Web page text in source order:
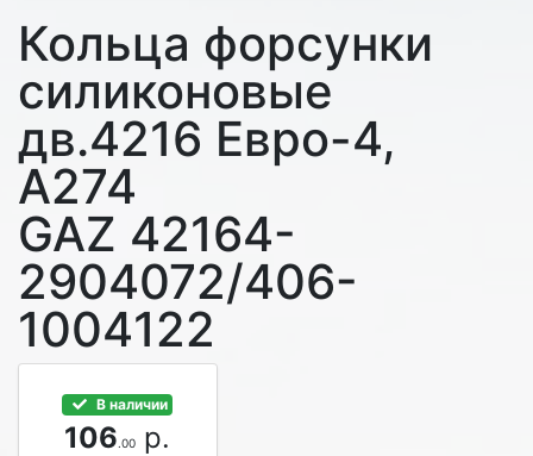
Кольца форсунки
силиконовые
дв.4216 Евро-4,
А274
GAZ 42164-
2904072/406-
1004122
В наличии
106.00 р.